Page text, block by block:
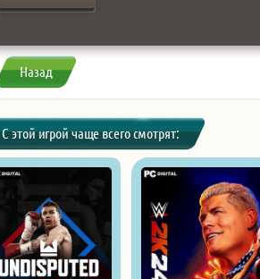
Назад
С этой игрой чаще всего смотрят: